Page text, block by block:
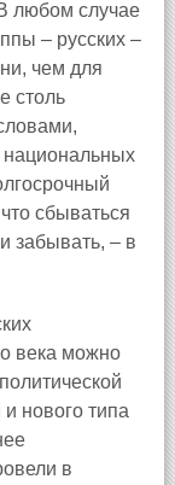
любом случае
– русских –
чем для
столь
национальных
сбываться
забывать, – в
века можно
нового типа
в